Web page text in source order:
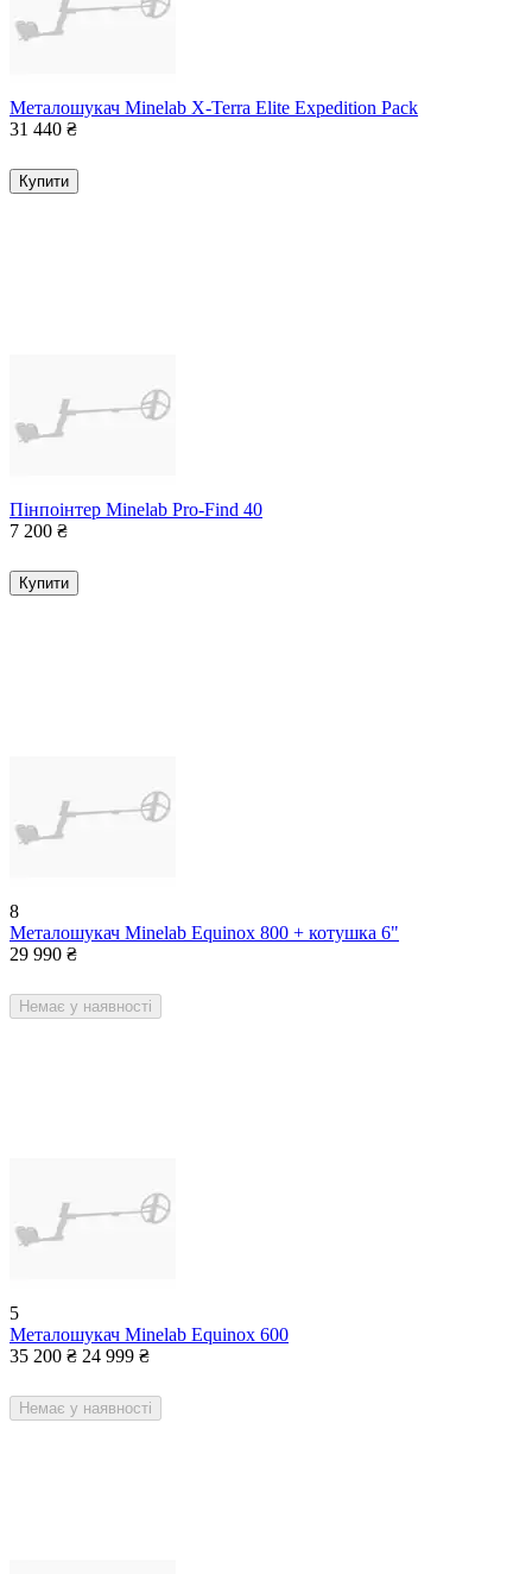
Металошукач Minelab X-Terra Elite Expedition Pack
31 440 ₴
Купити
Пінпоінтер Minelab Pro-Find 40
7 200 ₴
Купити
8
Металошукач Minelab Equinox 800 + котушка 6"
29 990 ₴
Немає у наявності
5
Металошукач Minelab Equinox 600
35 200 ₴ 24 999 ₴
Немає у наявності